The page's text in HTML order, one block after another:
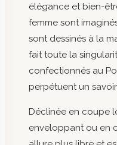
élégance et bien-
femme sont
sont dessinés à la
fait toute la
confectionnés au
perpétuent un
Déclinée en coupe
enveloppant ou en